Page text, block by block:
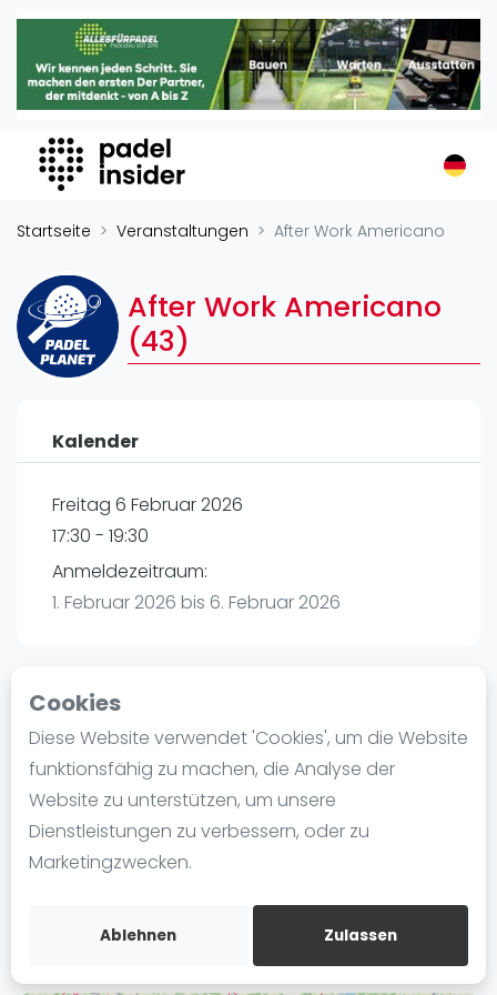
Cookies
Diese Website verwendet 'Cookies', um die Website
funktionsfähig zu machen, die Analyse der
Website zu unterstützen, um unsere
Dienstleistungen zu verbessern, oder zu
Marketingzwecken.
Ablehnen Zulassen
Padel Insider
Home
Organisationen
Buchungssysteme
Padel-Shops
Padelplatzbauer
Verschiedenes
Veranstaltungen
International
Ranking
Männer
Frauen
Blog
Die Geschichte von Padel
Regeln und Punktzählung
Padel Schläge
Video
Startseite Veranstaltungen After Work Americano
After Work Americano
(43)
Kalender
Freitag 6 Februar 2026
17:30 - 19:30
Anmeldezeitraum:
1. Februar 2026 bis 6. Februar 2026
Playtomic
Padel Planet | Schönebeck
Stadionstraße 19
39218Schönebeck
Routebeschrijving